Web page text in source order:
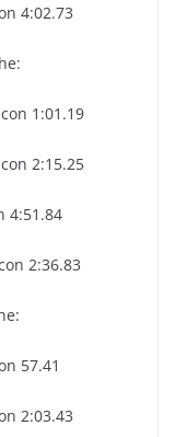
4:02.73
1:01.19
2:15.25
4:51.84
2:36.83
57.41
2:03.43